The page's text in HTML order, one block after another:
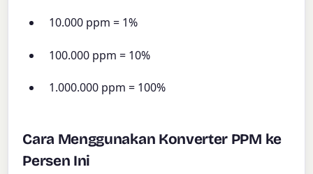
10.000 ppm = 1%
100.000 ppm = 10%
1.000.000 ppm = 100%
Cara Menggunakan Konverter PPM ke
Persen Ini